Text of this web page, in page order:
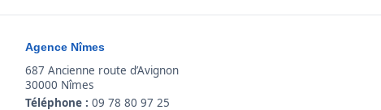
Agence Nîmes
687 Ancienne route d’Avignon
30000 Nîmes
Téléphone : 09 78 80 97 25